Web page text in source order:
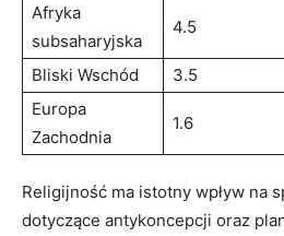
Afryka
subsaharyjska
4.5
Bliski Wschód 3.5
Europa
Zachodnia
1.6
Religijność⁣ ma istotny wpływ⁢ na
dotyczące antykoncepcji oraz